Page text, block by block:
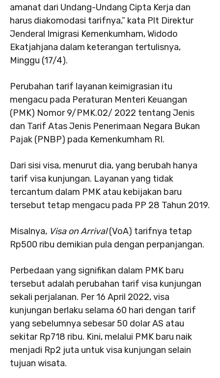
amanat dari Undang-Undang Cipta Kerja dan
harus diakomodasi tarifnya,” kata Plt Direktur
Jenderal Imigrasi Kemenkumham, Widodo
Ekatjahjana dalam keterangan tertulisnya,
Minggu (17/4).
Perubahan tarif layanan keimigrasian itu
mengacu pada Peraturan Menteri Keuangan
(PMK) Nomor 9/PMK.02/ 2022 tentang Jenis
dan Tarif Atas Jenis Penerimaan Negara Bukan
Pajak (PNBP) pada Kemenkumham RI.
Dari sisi visa, menurut dia, yang berubah hanya
tarif visa kunjungan. Layanan yang tidak
tercantum dalam PMK atau kebijakan baru
tersebut tetap mengacu pada PP 28 Tahun 2019.
Misalnya, Visa on Arrival(VoA) tarifnya tetap
Rp500 ribu demikian pula dengan perpanjangan.
Perbedaan yang signifikan dalam PMK baru
tersebut adalah perubahan tarif visa kunjungan
sekali perjalanan. Per 16 April 2022, visa
kunjungan berlaku selama 60 hari dengan tarif
yang sebelumnya sebesar 50 dolar AS atau
sekitar Rp718 ribu. Kini, melalui PMK baru naik
menjadi Rp2 juta untuk visa kunjungan selain
tujuan wisata.